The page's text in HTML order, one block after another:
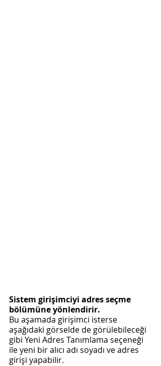
Sistem girişimciyi adres seçme
bölümüne yönlendirir.
Bu aşamada girişimci isterse
aşağıdaki görselde de görülebileceği
gibi Yeni Adres Tanımlama seçeneği
ile yeni bir alıcı adı soyadı ve adres
girişi yapabilir.